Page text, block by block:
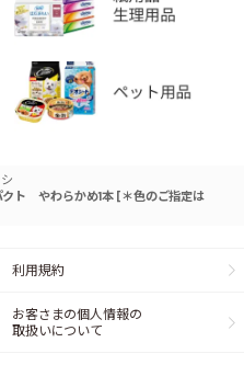
クト やわらかめ1本 [＊色のご指定は
利用規約
お客さまの個人情報の
取扱いについて